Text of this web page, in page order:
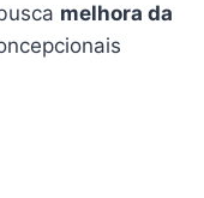
melhora da